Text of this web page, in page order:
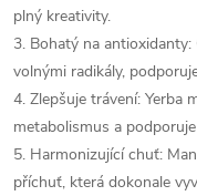
plný kreativity.
3. Bohatý na
volnými radikály,
4. Zlepšuje trávení: Yerba
metabolismus a
5. Harmonizující chuť:
příchuť, která dokonale